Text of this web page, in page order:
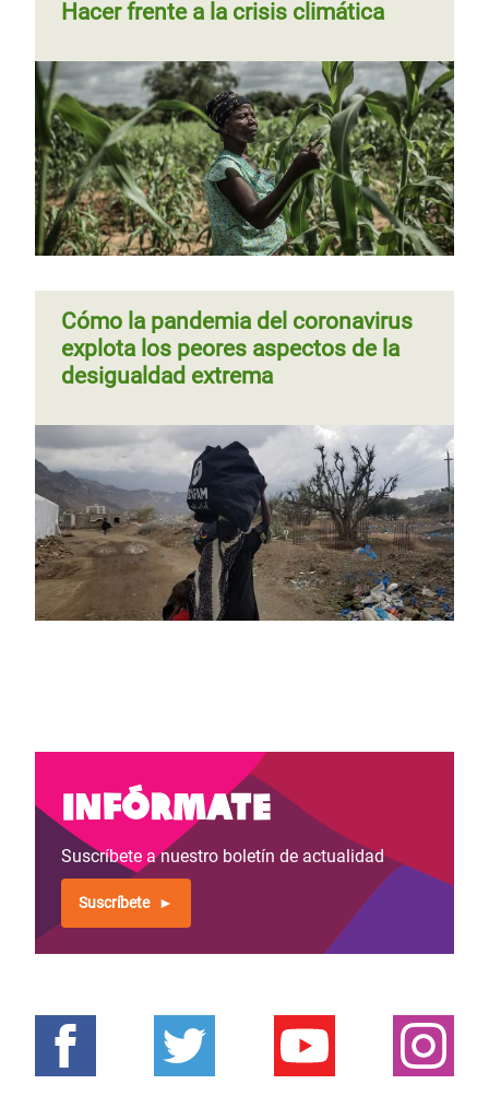
Hacer frente a la crisis climática
Cómo la pandemia del coronavirus
explota los peores aspectos de la
desigualdad extrema
Infórmate
Suscríbete a nuestro boletín de actualidad
Suscríbete